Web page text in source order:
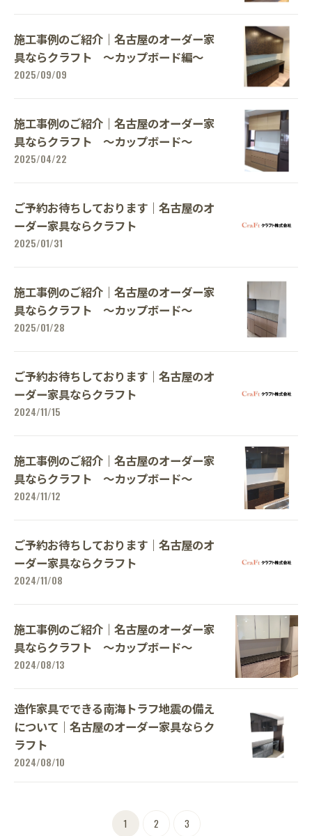
施工事例のご紹介｜名古屋のオーダー家
具ならクラフト ～カップボード編～
2025/09/09
施工事例のご紹介｜名古屋のオーダー家
具ならクラフト ～カップボード～
2025/04/22
ご予約お待ちしております｜名古屋のオ
ーダー家具ならクラフト
2025/01/31
施工事例のご紹介｜名古屋のオーダー家
具ならクラフト ～カップボード～
2025/01/28
ご予約お待ちしております｜名古屋のオ
ーダー家具ならクラフト
2024/11/15
施工事例のご紹介｜名古屋のオーダー家
具ならクラフト ～カップボード～
2024/11/12
ご予約お待ちしております｜名古屋のオ
ーダー家具ならクラフト
2024/11/08
施工事例のご紹介｜名古屋のオーダー家
具ならクラフト ～カップボード～
2024/08/13
造作家具でできる南海トラフ地震の備え
について｜名古屋のオーダー家具ならク
ラフト
2024/08/10
1 2 3